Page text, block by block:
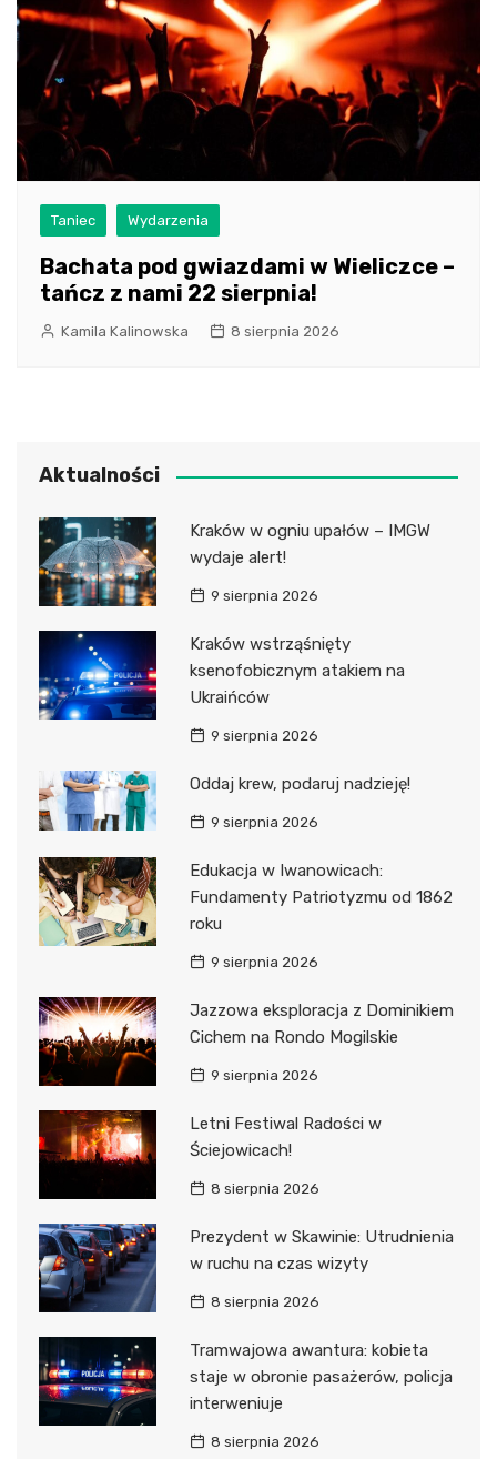
Taniec Wydarzenia
Bachata pod gwiazdami w Wieliczce –
tańcz z nami 22 sierpnia!
Kamila Kalinowska 8 sierpnia 2026
Aktualności
Kraków w ogniu upałów – IMGW
wydaje alert!
9 sierpnia 2026
Kraków wstrząśnięty
ksenofobicznym atakiem na
Ukraińców
9 sierpnia 2026
Oddaj krew, podaruj nadzieję!
9 sierpnia 2026
Edukacja w Iwanowicach:
Fundamenty Patriotyzmu od 1862
roku
9 sierpnia 2026
Jazzowa eksploracja z Dominikiem
Cichem na Rondo Mogilskie
9 sierpnia 2026
Letni Festiwal Radości w
Ściejowicach!
8 sierpnia 2026
Prezydent w Skawinie: Utrudnienia
w ruchu na czas wizyty
8 sierpnia 2026
Tramwajowa awantura: kobieta
staje w obronie pasażerów, policja
interweniuje
8 sierpnia 2026